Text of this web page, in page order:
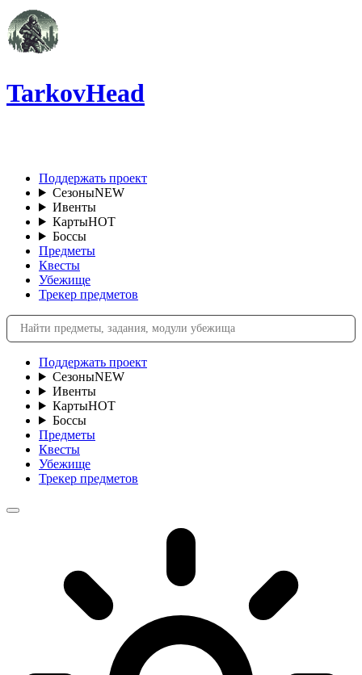
TarkovHead
Поддержать проект
СезоныNEW
Ивенты
КартыHOT
Боссы
Предметы
Квесты
Убежище
Трекер предметов
Поддержать проект
СезоныNEW
Ивенты
КартыHOT
Боссы
Предметы
Квесты
Убежище
Трекер предметов